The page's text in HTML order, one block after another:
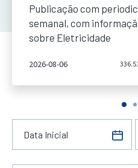
Publicação com
semanal, com
sobre Eletricidade
2026-08-06